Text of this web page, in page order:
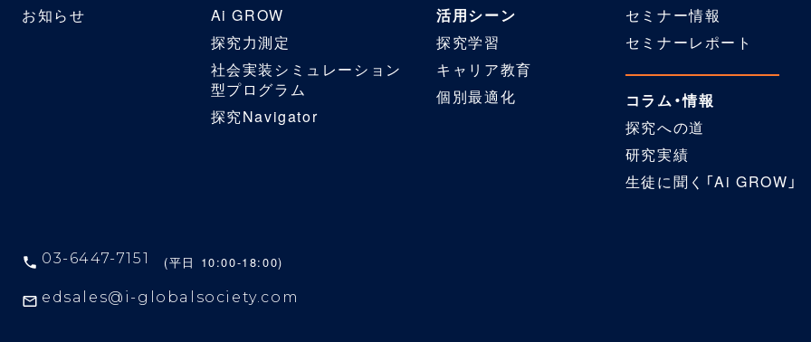
お知らせ
Ai GROW
探究力測定
社会実装シミュレーション
型プログラム
探究Navigator
活用シーン
探究学習
キャリア教育
個別最適化
セミナー情報
セミナーレポート
コラム・情報
探究への道
研究実績
生徒に聞く「Ai GROW」
03-6447-7151 (平日 10:00-18:00)
edsales@i-globalsociety.com